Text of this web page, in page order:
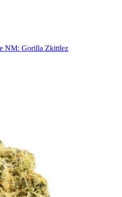
NM: Gorilla Zkittlez